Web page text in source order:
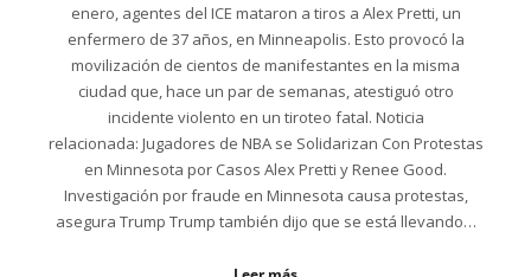
enero, agentes del ICE mataron a tiros a Alex Pretti, un
enfermero de 37 años, en Minneapolis. Esto provocó la
movilización de cientos de manifestantes en la misma
ciudad que, hace un par de semanas, atestiguó otro
incidente violento en un tiroteo fatal. Noticia
relacionada: Jugadores de NBA se Solidarizan Con Protestas
en Minnesota por Casos Alex Pretti y Renee Good.
Investigación por fraude en Minnesota causa protestas,
asegura Trump Trump también dijo que se está llevando…